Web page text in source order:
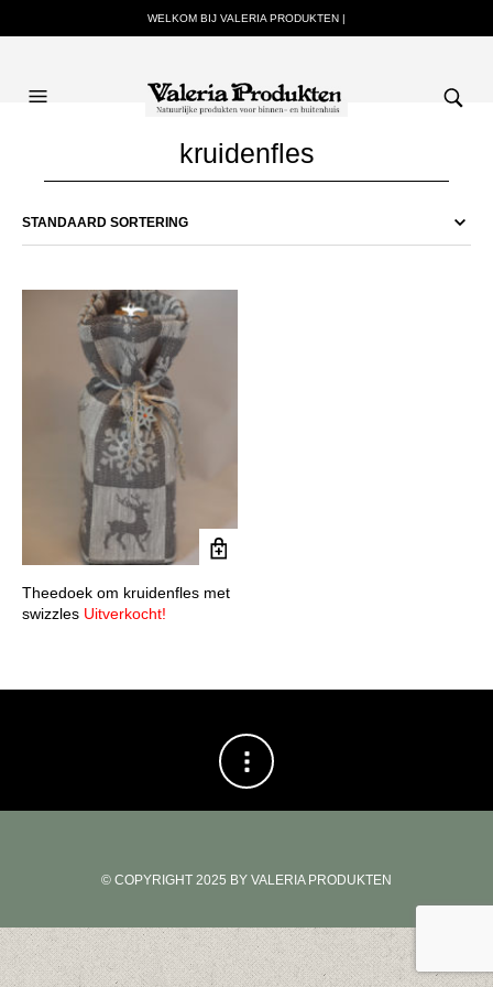
WELKOM BIJ VALERIA PRODUKTEN |
kruidenfles
Theedoek om kruidenfles met
swizzles Uitverkocht!
© COPYRIGHT 2025 BY VALERIA PRODUKTEN